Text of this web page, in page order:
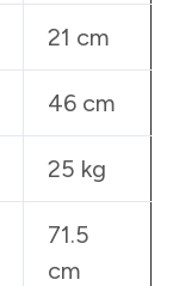
21 cm
46 cm
25 kg
71.5
cm